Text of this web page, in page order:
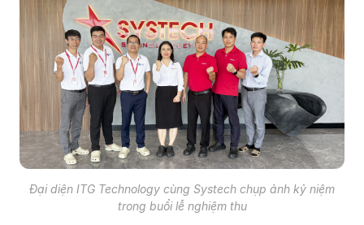
Đại diện ITG Technology cùng Systech chụp ảnh kỷ niệm
trong buổi lễ nghiệm thu